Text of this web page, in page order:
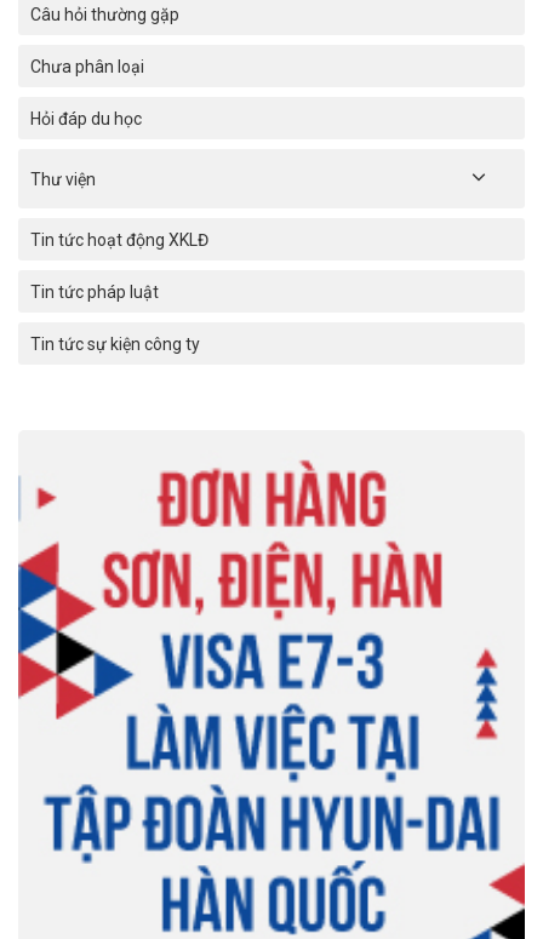
Câu hỏi thường gặp
Chưa phân loại
Hỏi đáp du học
Thư viện
Tin tức hoạt động XKLĐ
Tin tức pháp luật
Tin tức sự kiện công ty